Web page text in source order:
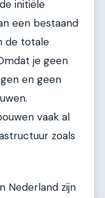
initiële
een bestaand
de totale
je geen
en geen
vaak al
zoals
Nederland zijn